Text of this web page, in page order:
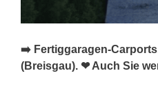
➡️ Fertiggaragen-
(Breisgau). ❤ Auch Sie